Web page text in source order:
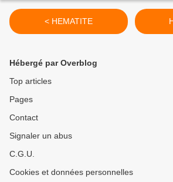
< HEMATITE
Hébergé par Overblog
Top articles
Pages
Contact
Signaler un abus
C.G.U.
Cookies et données personnelles